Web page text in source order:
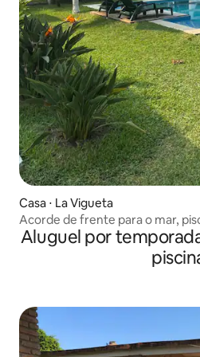
Casa ⋅ La Vigueta
Acorde de frente para o mar,
Aluguel por